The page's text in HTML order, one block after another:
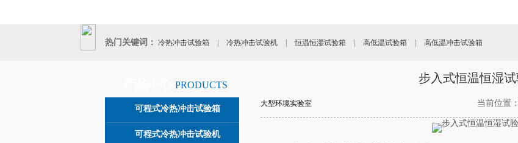
热门关键词： 冷热冲击试验箱 冷热冲击试验机 恒温恒湿试验箱 高低温试验箱 高低温冲击试验箱
PRODUCTS
可程式冷热冲击试验箱
可程式冷热冲击试验机
步入式恒温恒湿
当前位置：
大型环境实验室